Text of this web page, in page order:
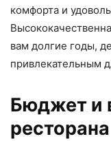
комфорта и
вам долгие годы,
привлекательным
Бюджет и
ресторана